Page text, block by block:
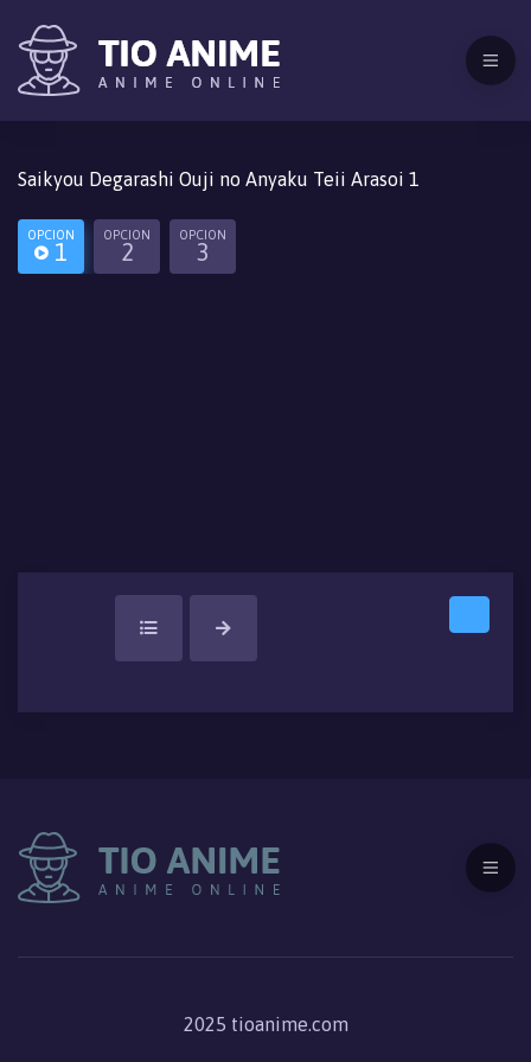
Saikyou Degarashi Ouji no Anyaku Teii Arasoi 1
OPCION
1
OPCION
2
OPCION
3
2025 tioanime.com